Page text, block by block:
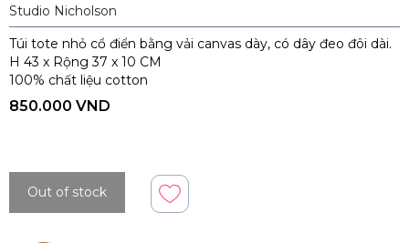
Studio Nicholson
Túi tote nhỏ cổ điển bằng vải canvas dày, có dây đeo đôi dài.
H 43 x Rộng 37 x 10 CM
100% chất liệu cotton
850.000 VND
Out of stock